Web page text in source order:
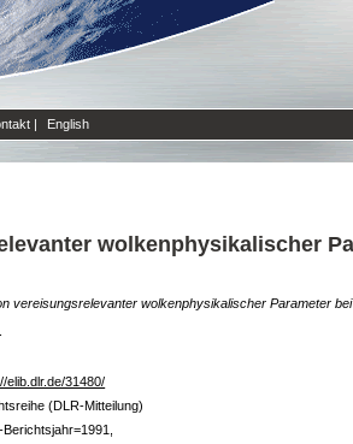
| English
wolkenphysikalischer
vereisungsrelevanter wolkenphysikalischer Parameter
elib.dlr.de/31480/
(DLR-Mitteilung)